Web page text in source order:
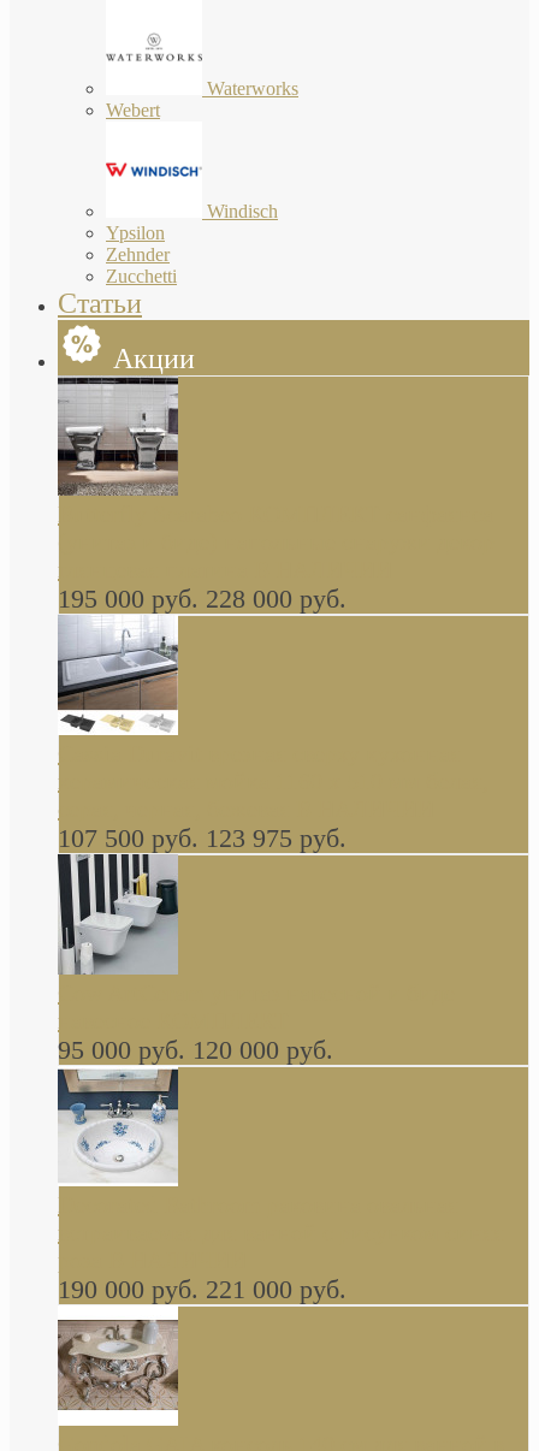
Waterworks
Webert
Windisch
Ypsilon
Zehnder
Zucchetti
Статьи
Акции
Butterfly Scarabeo КОМПЛЕКТ санфаянса
глянцевая платина В НАЛИЧИИ
195 000 руб. 228 000 руб.
керамическая мойка 1160 x 510 мм белая,
серая, черная, бежевая В НАЛИЧИИ
107 500 руб. 123 975 руб.
навесное КОМПЛЕКТ
95 000 руб. 120 000 руб.
Decorated Bathroom раковина овальная
встраиваемая для ванной с рисунком синяя
роза В НАЛИЧИИ
190 000 руб. 221 000 руб.